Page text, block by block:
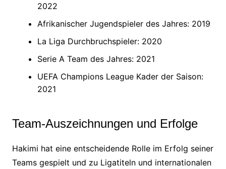
2022
Afrikanischer Jugendspieler des Jahres: 2019
La Liga Durchbruchspieler: 2020
Serie A Team des Jahres: 2021
UEFA Champions League Kader der Saison:
2021
Team-Auszeichnungen und Erfolge
Hakimi hat eine entscheidende Rolle im Erfolg seiner
Teams gespielt und zu Ligatiteln und internationalen